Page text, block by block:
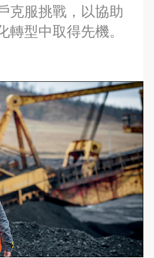
克服挑戰，以協助
轉型中取得先機。